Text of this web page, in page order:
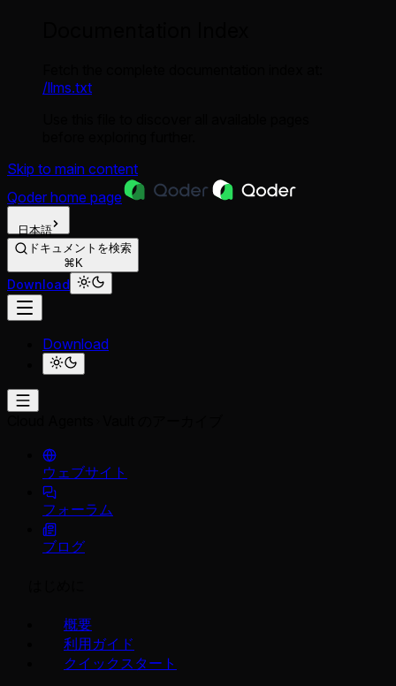
/llms.txt
Skip to main content
Qoder home page
日本語
ドキュメントを検索
⌘K
Download
Download
ウェブサイト
フォーラム
ブログ
概要
利用ガイド
クイックスタート